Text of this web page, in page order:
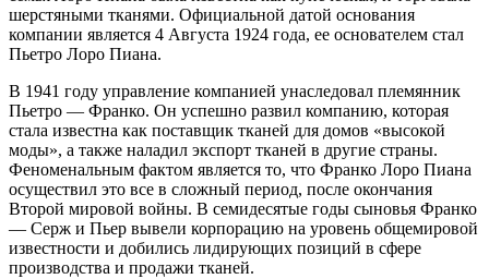
шерстяными тканями. Официальной датой основания
компании является 4 Августа 1924 года, ее основателем стал
Пьетро Лоро Пиана.
В 1941 году управление компанией унаследовал племянник
Пьетро — Франко. Он успешно развил компанию, которая
стала известна как поставщик тканей для домов «высокой
моды», а также наладил экспорт тканей в другие страны.
Феноменальным фактом является то, что Франко Лоро Пиана
осуществил это все в сложный период, после окончания
Второй мировой войны. В семидесятые годы сыновья Франко
— Серж и Пьер вывели корпорацию на уровень общемировой
известности и добились лидирующих позиций в сфере
производства и продажи тканей.